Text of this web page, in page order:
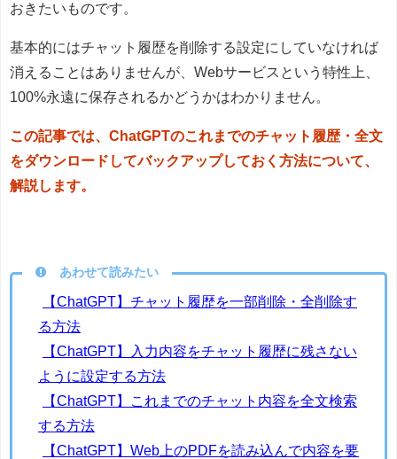
おきたいものです。
基本的にはチャット履歴を削除する設定にしていなければ
消えることはありませんが、Webサービスという特性上、
100%永遠に保存されるかどうかはわかりません。
この記事では、ChatGPTのこれまでのチャット履歴・全文
をダウンロードしてバックアップしておく方法について、
解説します。
あわせて読みたい
【ChatGPT】チャット履歴を一部削除・全削除す
る方法
【ChatGPT】入力内容をチャット履歴に残さない
ように設定する方法
【ChatGPT】これまでのチャット内容を全文検索
する方法
【ChatGPT】Web上のPDFを読み込んで内容を要